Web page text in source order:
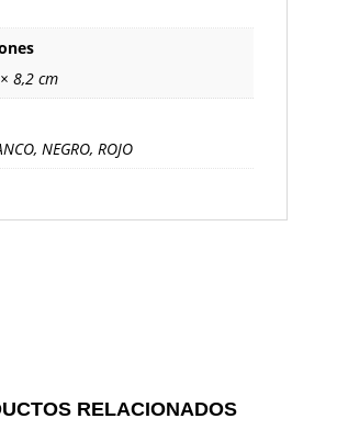
8,2 cm
NEGRO, ROJO
RELACIONADOS